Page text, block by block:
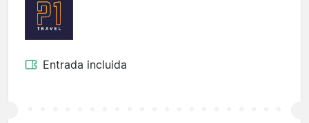
Entrada incluida